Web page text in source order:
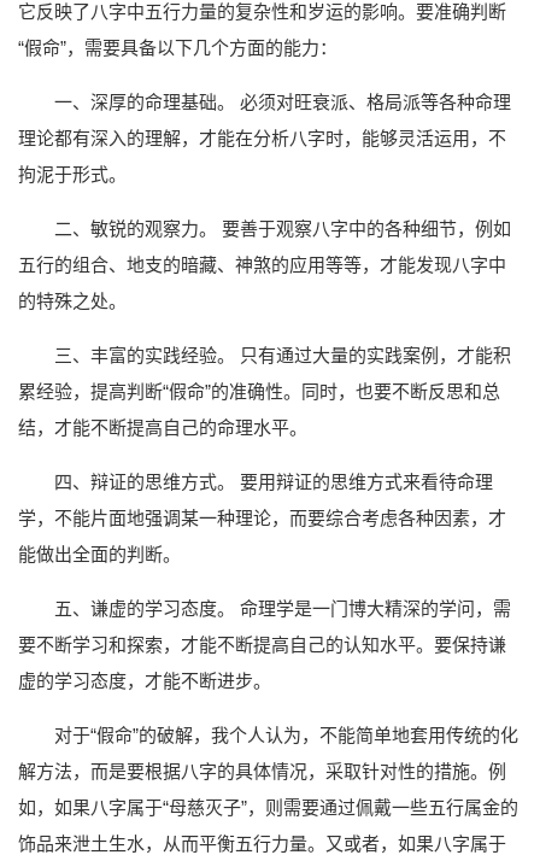
它反映了八字中五行力量的复杂性和岁运的影响。要准确判断
“假命”，需要具备以下几个方面的能力：
一、深厚的命理基础。 必须对旺衰派、格局派等各种命理
理论都有深入的理解，才能在分析八字时，能够灵活运用，不
拘泥于形式。
二、敏锐的观察力。 要善于观察八字中的各种细节，例如
五行的组合、地支的暗藏、神煞的应用等等，才能发现八字中
的特殊之处。
三、丰富的实践经验。 只有通过大量的实践案例，才能积
累经验，提高判断“假命”的准确性。同时，也要不断反思和总
结，才能不断提高自己的命理水平。
四、辩证的思维方式。 要用辩证的思维方式来看待命理
学，不能片面地强调某一种理论，而要综合考虑各种因素，才
能做出全面的判断。
五、谦虚的学习态度。 命理学是一门博大精深的学问，需
要不断学习和探索，才能不断提高自己的认知水平。要保持谦
虚的学习态度，才能不断进步。
对于“假命”的破解，我个人认为，不能简单地套用传统的化
解方法，而是要根据八字的具体情况，采取针对性的措施。例
如，如果八字属于“母慈灭子”，则需要通过佩戴一些五行属金的
饰品来泄土生水，从而平衡五行力量。又或者，如果八字属于